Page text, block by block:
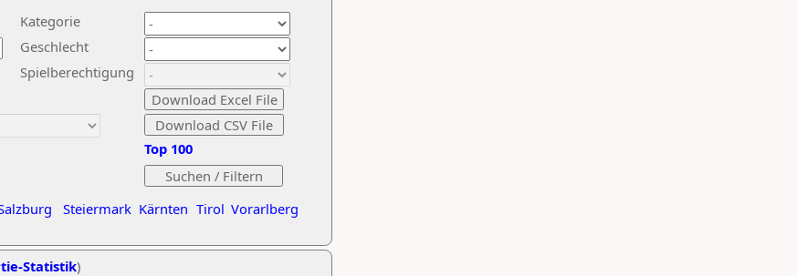
Kategorie
Geschlecht
Spielberechtigung
Steiermark Kärnten Tirol Vorarlberg
Top 100
Statistik)